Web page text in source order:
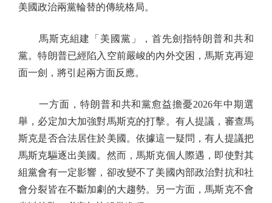
美國政治兩黨輪替的傳統格局。
馬斯克組建「美國黨」，首先劍指特朗普和共和
黨。特朗普已經陷入空前嚴峻的內外交困，馬斯克再迎
面一劍，將引起兩方面反應。
一方面，特朗普和共和黨愈益擔憂2026年中期選
舉，必定加大加強對馬斯克的打擊。有人提議，審查馬
斯克是否合法居住於美國。依據這一疑問，有人提議把
馬斯克驅逐出美國。然而，馬斯克個人際遇，即使對其
組黨會有一定影響，卻改變不了美國內部政治對抗和社
會分裂皆在不斷加劇的大趨勢。另一方面，馬斯克不會